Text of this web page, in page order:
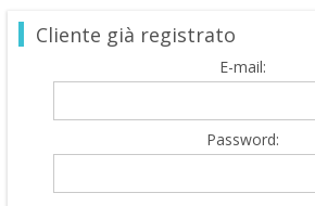
Cliente già registrato
E-mail:
Password: